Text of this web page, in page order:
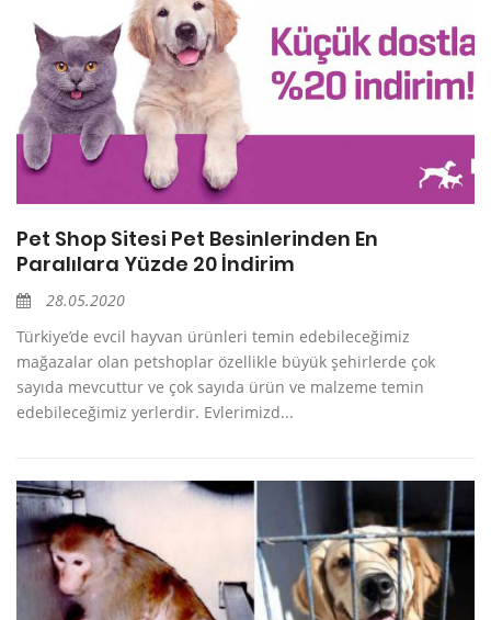
Pet Shop Sitesi Pet Besinlerinden En
Paralılara Yüzde 20 İndirim
28.05.2020
Türkiye’de evcil hayvan ürünleri temin edebileceğimiz
mağazalar olan petshoplar özellikle büyük şehirlerde çok
sayıda mevcuttur ve çok sayıda ürün ve malzeme temin
edebileceğimiz yerlerdir. Evlerimizd...